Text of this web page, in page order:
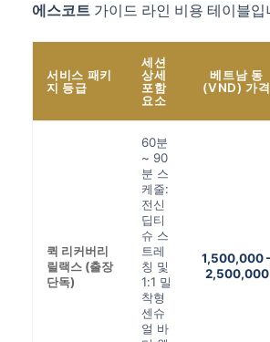
에스코트 가이드 라인 비용 테이블입
서비스 패키
지 등급
세션
상세
포함
요소
베트남 동
(VND) 가격
퀵 리커버리
릴랙스 (출장
단독)
60분
~ 90
분 스
케줄:
전신
딥티
슈 스
트레
칭 및
1:1 밀
착형
센슈
얼 바
1,500,000
2,500,000